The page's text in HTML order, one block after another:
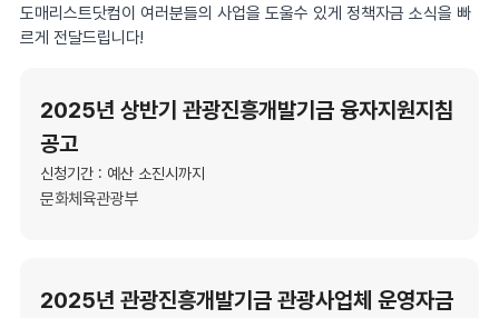
도매리스트닷컴이 여러분들의 사업을 도울수 있게 정책자금 소식을 빠
르게 전달드립니다!
2025년 상반기 관광진흥개발기금 융자지원지침
공고
신청기간 : 예산 소진시까지
문화체육관광부
2025년 관광진흥개발기금 관광사업체 운영자금